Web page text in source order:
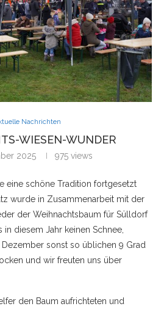
Nachrichten
WIESEN-WUNDER
2025 975views
eine schöne Tradition fortgesetzt
wurde in Zusammenarbeit mit der
der Weihnachtsbaum für Sülldorf
diesem Jahr keinen Schnee,
sonst so üblichen 9 Grad
und wir freuten uns über
den Baum aufrichteten und